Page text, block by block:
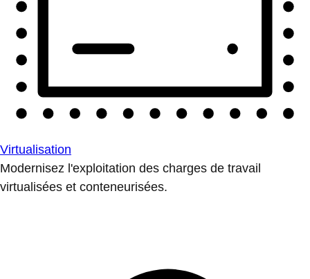
Virtualisation
Modernisez l'exploitation des charges de travail
virtualisées et conteneurisées.